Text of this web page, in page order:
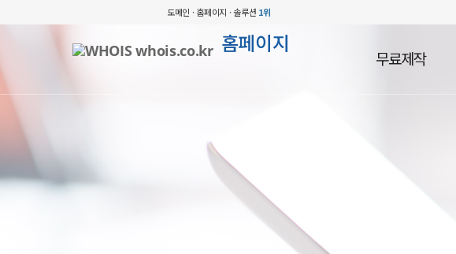
도메인 · 홈페이지 · 솔루션 1위
홈페이지
무료제작